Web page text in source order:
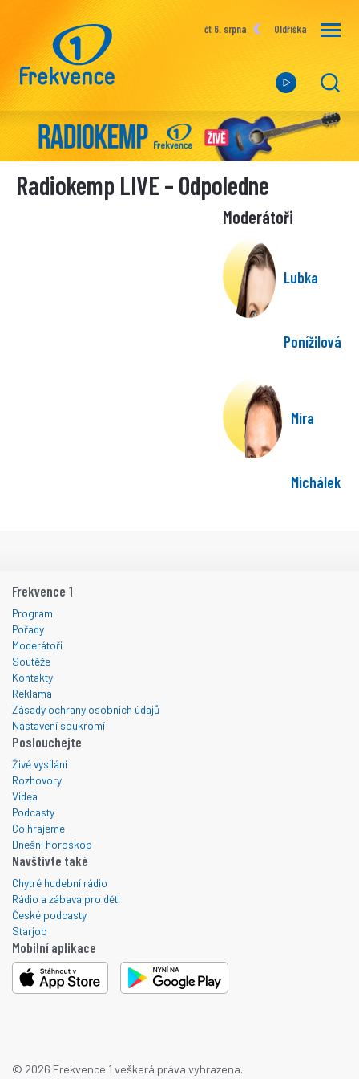
čt 6. srpna Oldřiška
Radiokemp LIVE – Odpoledne
Moderátoři
Lubka
Ponížilová
Míra
Michálek
Frekvence 1
Program
Pořady
Moderátoři
Soutěže
Kontakty
Reklama
Zásady ochrany osobních údajů
Nastavení soukromí
Poslouchejte
Živé vysílání
Rozhovory
Videa
Podcasty
Co hrajeme
Dnešní horoskop
Navštivte také
Chytré hudební rádio
Rádio a zábava pro děti
České podcasty
Starjob
Mobilní aplikace
© 2026 Frekvence 1 veškerá práva vyhrazena.